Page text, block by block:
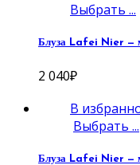
Выбрать ...
Блуза Lafei Nier —
2 040₽
В
Выбрать ...
Блуза Lafei Nier —